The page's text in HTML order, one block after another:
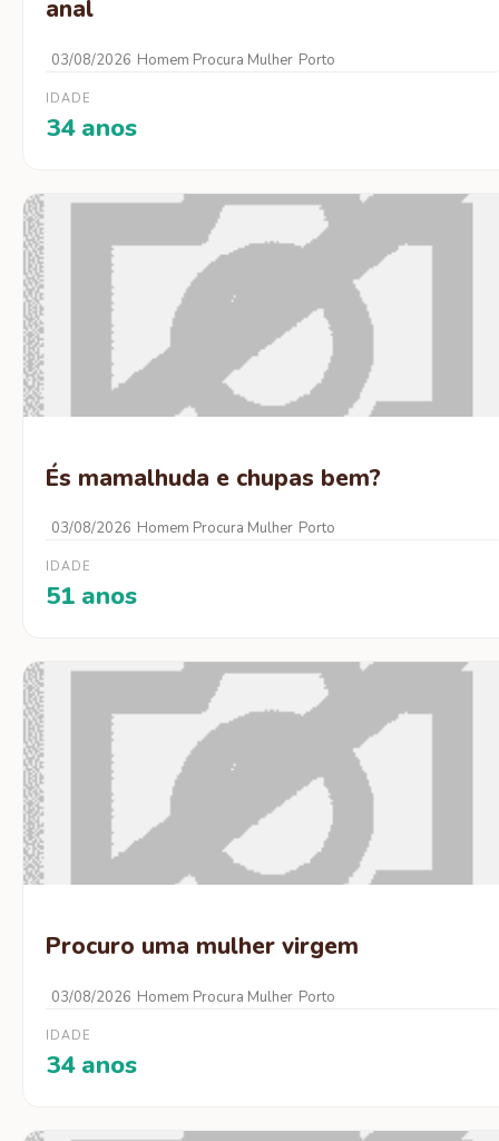
anal
03/08/2026 Homem Procura Mulher Porto
IDADE
34 anos
És mamalhuda e chupas bem?
03/08/2026 Homem Procura Mulher Porto
IDADE
51 anos
Procuro uma mulher virgem
03/08/2026 Homem Procura Mulher Porto
IDADE
34 anos